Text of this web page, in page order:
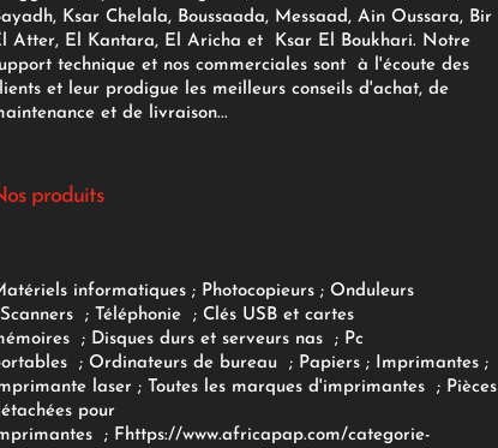
Ksar Chelala, Boussaada, Messaad, Ain Oussara, Bir
Atter, El Kantara, El Aricha et Ksar El Boukhari. Notre
technique et nos commerciales sont à l'écoute des
et leur prodigue les meilleurs conseils d'achat, de
et de livraison...
produits
informatiques; Photocopieurs; Onduleurs
Scanners ; Téléphonie ; Clés USB et cartes
; Disques durs et serveurs nas ; Pc
; Ordinateurs de bureau ; Papiers; Imprimantes;
laser; Toutes les marques d'imprimantes ; Pièces
pour
; F https://www.africapap.com/categorie-